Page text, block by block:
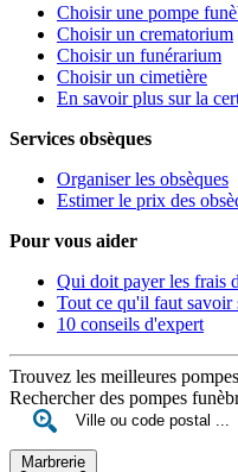
Choisir une pompe
Choisir un crematorium
Choisir un funérarium
Choisir un cimetière
En savoir plus sur la
Services obsèques
Organiser les obsèques
Estimer le prix des
Pour vous aider
Qui doit payer les frais
Tout ce qu'il faut savoir
10 conseils d'expert
Trouvez les meilleures
Rechercher des pompes
Marbrerie